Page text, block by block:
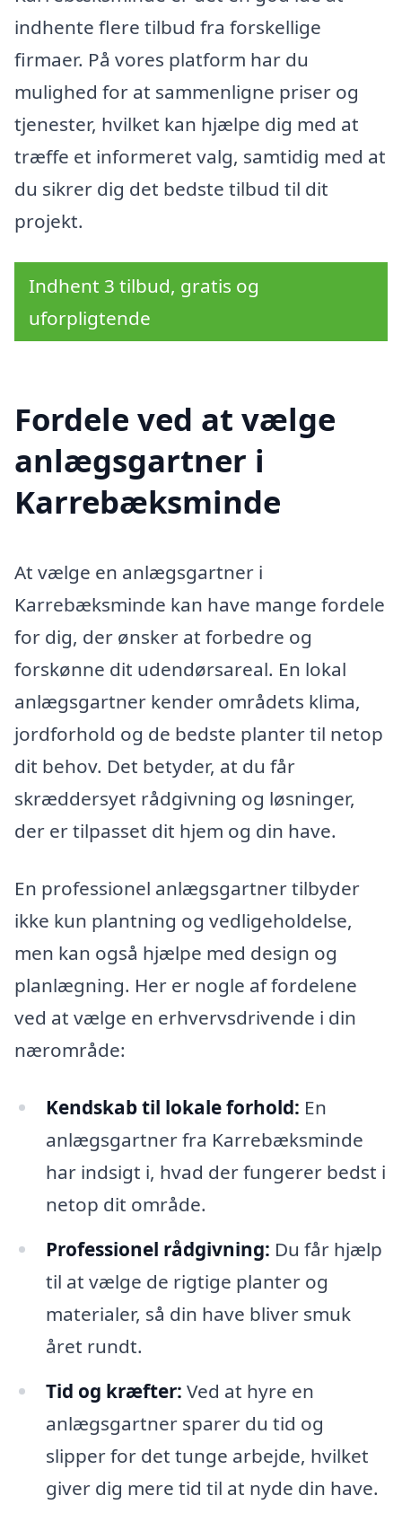
indhente flere tilbud fra forskellige
firmaer. På vores platform har du
mulighed for at sammenligne priser og
tjenester, hvilket kan hjælpe dig med at
træffe et informeret valg, samtidig med at
du sikrer dig det bedste tilbud til dit
projekt.
Indhent 3 tilbud, gratis og
uforpligtende
Fordele ved at vælge
anlægsgartner i
Karrebæksminde
At vælge en anlægsgartner i
Karrebæksminde kan have mange fordele
for dig, der ønsker at forbedre og
forskønne dit udendørsareal. En lokal
anlægsgartner kender områdets klima,
jordforhold og de bedste planter til netop
dit behov. Det betyder, at du får
skræddersyet rådgivning og løsninger,
der er tilpasset dit hjem og din have.
En professionel anlægsgartner tilbyder
ikke kun plantning og vedligeholdelse,
men kan også hjælpe med design og
planlægning. Her er nogle af fordelene
ved at vælge en erhvervsdrivende i din
nærområde:
Kendskab til lokale forhold: En
anlægsgartner fra Karrebæksminde
har indsigt i, hvad der fungerer bedst i
netop dit område.
Professionel rådgivning: Du får hjælp
til at vælge de rigtige planter og
materialer, så din have bliver smuk
året rundt.
Tid og kræfter: Ved at hyre en
anlægsgartner sparer du tid og
slipper for det tunge arbejde, hvilket
giver dig mere tid til at nyde din have.